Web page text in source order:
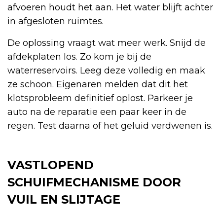
afvoeren houdt het aan. Het water blijft achter
in afgesloten ruimtes.
De oplossing vraagt wat meer werk. Snijd de
afdekplaten los. Zo kom je bij de
waterreservoirs. Leeg deze volledig en maak
ze schoon. Eigenaren melden dat dit het
klotsprobleem definitief oplost. Parkeer je
auto na de reparatie een paar keer in de
regen. Test daarna of het geluid verdwenen is.
VASTLOPEND
SCHUIFMECHANISME DOOR
VUIL EN SLIJTAGE